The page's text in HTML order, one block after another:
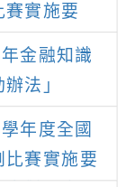
賽實施要
金融知識
法」
年度全國
比賽實施要